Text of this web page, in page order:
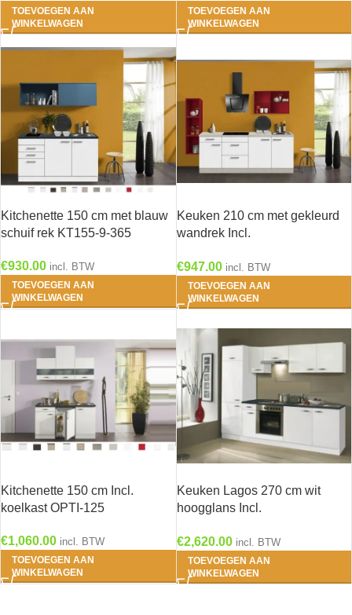
TOEVOEGEN AAN
WINKELWAGEN
TOEVOEGEN AAN
WINKELWAGEN
Kitchenette 150 cm met blauw
schuif rek KT155-9-365
€930.00 incl. BTW
TOEVOEGEN AAN
WINKELWAGEN
Keuken 210 cm met gekleurd
wandrek Incl.
634
€947.00 incl. BTW
TOEVOEGEN AAN
WINKELWAGEN
Kitchenette 150 cm Incl.
koelkast OPTI-125
€1,060.00 incl. BTW
TOEVOEGEN AAN
WINKELWAGEN
Keuken Lagos 270 cm wit
hoogglans Incl.
€2,620.00 incl. BTW
TOEVOEGEN AAN
WINKELWAGEN